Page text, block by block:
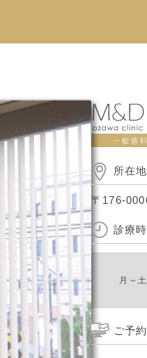
所在地
〒176-
診療
月～土
ご予